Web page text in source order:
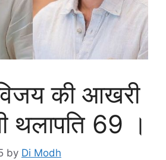
की आखरी
थलापति 69 ।
by Di Modh